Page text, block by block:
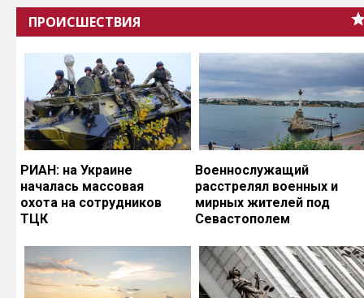
ПРОИСШЕСТВИЯ
РИАН: на Украине
началась массовая
охота на сотрудников
ТЦК
Военнослужащий
расстрелял военных и
мирных жителей под
Севастополем